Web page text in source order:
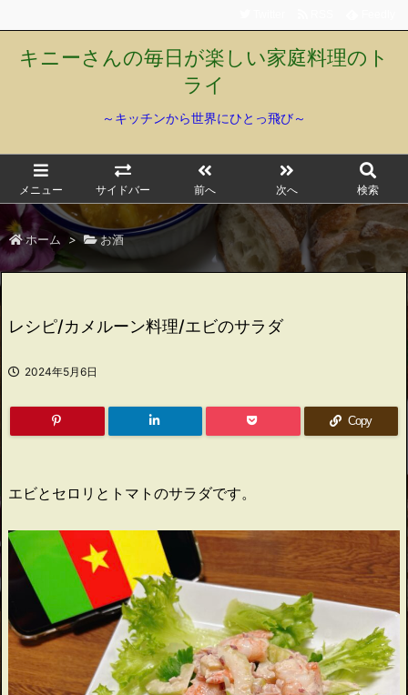
キニーさんの毎日が楽しい家庭料理のト
ライ
～キッチンから世界にひとっ飛び～
メニュー サイドバー 前へ 次へ 検索
ホーム > お酒
レシピ/カメルーン料理/エビのサラダ
2024年5月6日
Copy
エビとセロリとトマトのサラダです。